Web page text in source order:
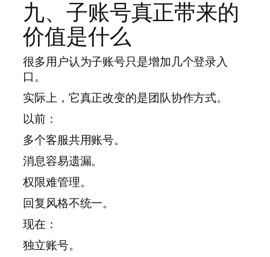
九、子账号真正带来的
价值是什么
很多用户认为子账号只是增加几个登录入
口。
实际上，它真正改变的是团队协作方式。
以前：
多个客服共用账号。
消息容易遗漏。
权限难管理。
回复风格不统一。
现在：
独立账号。